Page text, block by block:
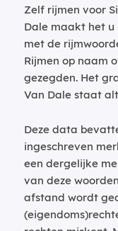
Zelf rijmen voor
Dale maakt het u
met de
Rijmen op naam
gezegden. Het
Van Dale staat
Deze data
ingeschreven
een dergelijke
van deze
afstand wordt